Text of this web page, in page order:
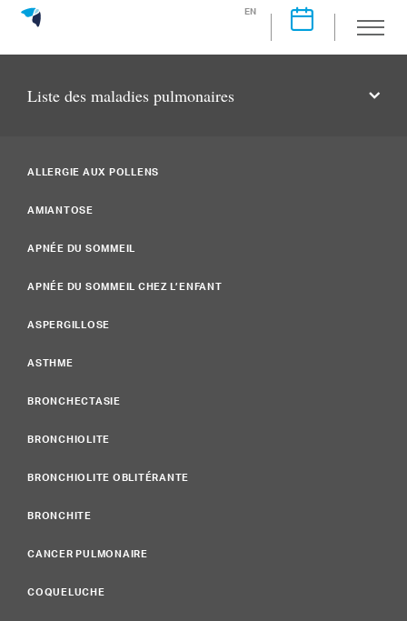
EN
Liste des maladies pulmonaires
ALLERGIE AUX POLLENS
AMIANTOSE
APNÉE DU SOMMEIL
APNÉE DU SOMMEIL CHEZ L’ENFANT
ASPERGILLOSE
ASTHME
BRONCHECTASIE
BRONCHIOLITE
BRONCHIOLITE OBLITÉRANTE
BRONCHITE
CANCER PULMONAIRE
COQUELUCHE